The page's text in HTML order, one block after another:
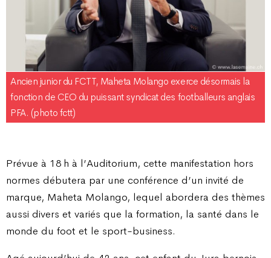
Ancien junior du FCTT, Maheta Molango exerce désormais la
fonction de CEO du puissant syndicat des footballeurs anglais
PFA. (photo fctt)
Prévue à 18 h à l’Auditorium, cette manifestation hors
normes débutera par une conférence d’un invité de
marque, Maheta Molango, lequel abordera des thèmes
aussi divers et variés que la formation, la santé dans le
monde du foot et le sport-business.